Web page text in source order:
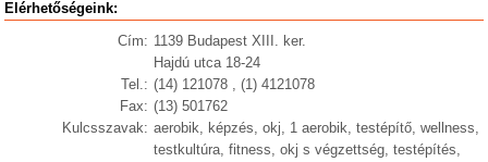
Elérhetőségeink:
Cím: 1139 Budapest XIII. ker.
Hajdú utca 18-24
Tel.: (14) 121078 , (1) 4121078
Fax: (13) 501762
Kulcsszavak: aerobik, képzés, okj, 1 aerobik, testépítő, wellness,
testkultúra, fitness, okj s végzettség, testépítés,